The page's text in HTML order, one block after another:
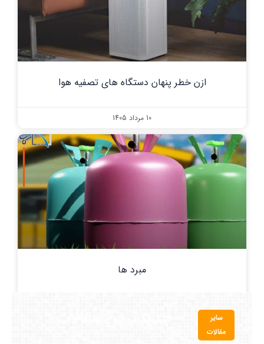
ازن خطر پنهان دستگاه های تصفیه هوا
10 مرداد 1405
مبرد ها
سایر
مقالات